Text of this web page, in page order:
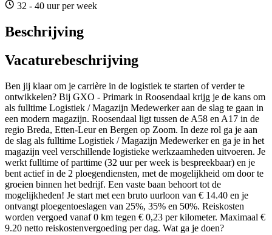
32 - 40 uur per week
Beschrijving
Vacaturebeschrijving
Ben jij klaar om je carrière in de logistiek te starten of verder te
ontwikkelen? Bij GXO - Primark in Roosendaal krijg je de kans om
als fulltime Logistiek / Magazijn Medewerker aan de slag te gaan in
een modern magazijn. Roosendaal ligt tussen de A58 en A17 in de
regio Breda, Etten-Leur en Bergen op Zoom. In deze rol ga je aan
de slag als fulltime Logistiek / Magazijn Medewerker en ga je in het
magazijn veel verschillende logistieke werkzaamheden uitvoeren. Je
werkt fulltime of parttime (32 uur per week is bespreekbaar) en je
bent actief in de 2 ploegendiensten, met de mogelijkheid om door te
groeien binnen het bedrijf. Een vaste baan behoort tot de
mogelijkheden! Je start met een bruto uurloon van € 14.40 en je
ontvangt ploegentoeslagen van 25%, 35% en 50%. Reiskosten
worden vergoed vanaf 0 km tegen € 0,23 per kilometer. Maximaal €
9.20 netto reiskostenvergoeding per dag. Wat ga je doen?